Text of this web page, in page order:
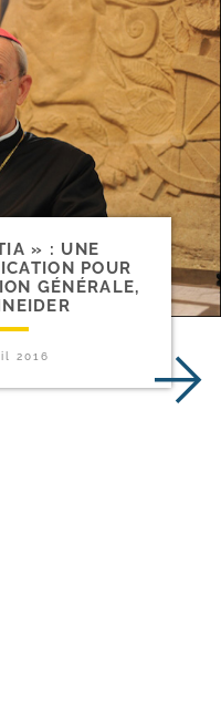
» : UNE
POUR
GÉNÉRALE,
2016